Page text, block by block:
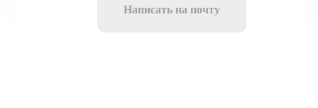
Написать на почту